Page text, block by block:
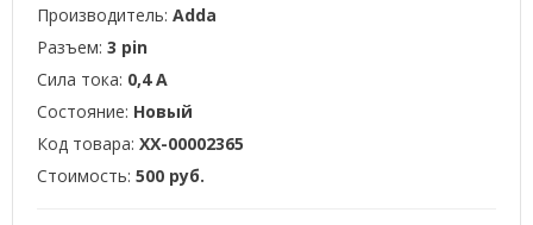
Производитель: Adda
Разъем: 3 pin
Сила тока: 0,4 А
Состояние: Новый
Код товара: XX-00002365
Стоимость: 500 руб.